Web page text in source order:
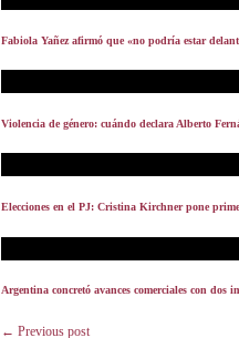
Fabiola Yañez afirmó que «no podría estar
Violencia de género: cuándo declara Alberto
Elecciones en el PJ: Cristina Kirchner pone
Argentina concretó avances comerciales con dos
← Previous post